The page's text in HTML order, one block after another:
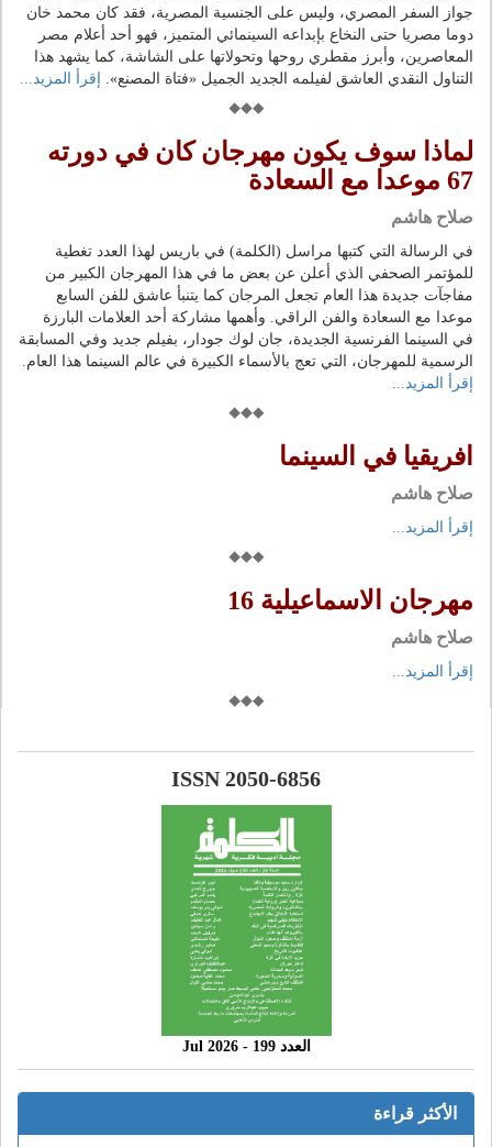
جواز السفر المصري، وليس على الجنسية المصرية، فقد كان محمد خان
دوما مصريا حتى النخاع بإبداعه السينمائي المتميز، فهو أحد أعلام مصر
المعاصرين، وأبرز مقطري روحها وتحولاتها على الشاشة، كما يشهد هذا
التناول النقدي العاشق لفيلمه الجديد الجميل «فتاة المصنع».
إقرأ المزيد...
لماذا سوف يكون مهرجان كان في دورته
67 موعدا مع السعادة
صلاح هاشم
في الرسالة التي كتبها مراسل (الكلمة) في باريس لهذا العدد تغطية
للمؤتمر الصحفي الذي أعلن عن بعض ما في هذا المهرجان الكبير من
مفاجآت جديدة هذا العام تجعل المرجان كما يتنبأ عاشق للفن السابع
موعدا مع السعادة والفن الراقي. وأهمها مشاركة أحد العلامات البارزة
في السينما الفرنسية الجديدة، جان لوك جودار، بفيلم جديد وفي المسابقة
الرسمية للمهرجان، التي تعج بالأسماء الكبيرة في عالم السينما هذا العام.
إقرأ المزيد...
افريقيا في السينما
صلاح هاشم
إقرأ المزيد...
مهرجان الاسماعيلية 16
صلاح هاشم
إقرأ المزيد...
ISSN 2050-6856
العدد 199 - 2026 Jul
الأكثر قراءة